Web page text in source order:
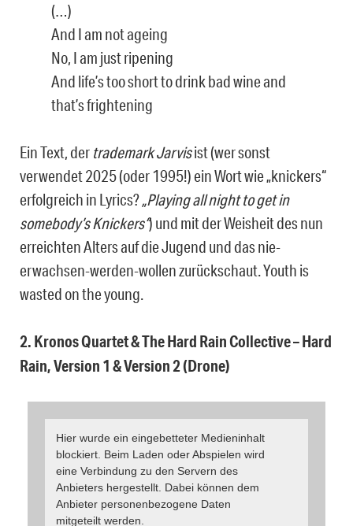
(…)
And I am not ageing
No, I am just ripening
And life’s too short to drink bad wine and
that’s frightening
Ein Text, der trademark Jarvisist (wer sonst
verwendet 2025 (oder 1995!) ein Wort wie „knickers“
erfolgreich in Lyrics?„Playing all night to get in
somebody’s Knickers“) und mit der Weisheit des nun
erreichten Alters auf die Jugend und das nie-
erwachsen-werden-wollen zurückschaut. Youth is
wasted on the young.
2. Kronos Quartet & The Hard Rain Collective – Hard
Rain, Version 1 & Version 2 (Drone)
Hier wurde ein eingebetteter Medieninhalt
blockiert. Beim Laden oder Abspielen wird
eine Verbindung zu den Servern des
Anbieters hergestellt. Dabei können dem
Anbieter personenbezogene Daten
mitgeteilt werden.